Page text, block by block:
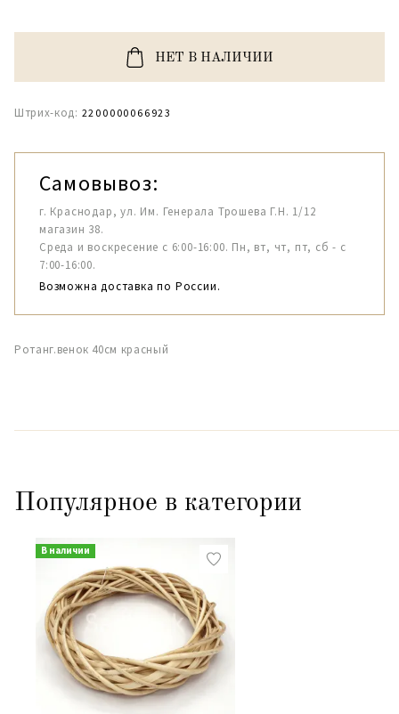
НЕТ В НАЛИЧИИ
Штрих-код: 2200000066923
Самовывоз:
г. Краснодар, ул. Им. Генерала Трошева Г.Н. 1/12
магазин 38.
Среда и воскресение с 6:00-16:00. Пн, вт, чт, пт, сб - с
7:00-16:00.
Возможна доставка по России.
Ротанг.венок 40см красный
Популярное в категории
В наличии